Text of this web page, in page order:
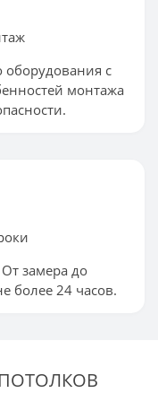
оборудования с
монтажа
замера до
более 24 часов.